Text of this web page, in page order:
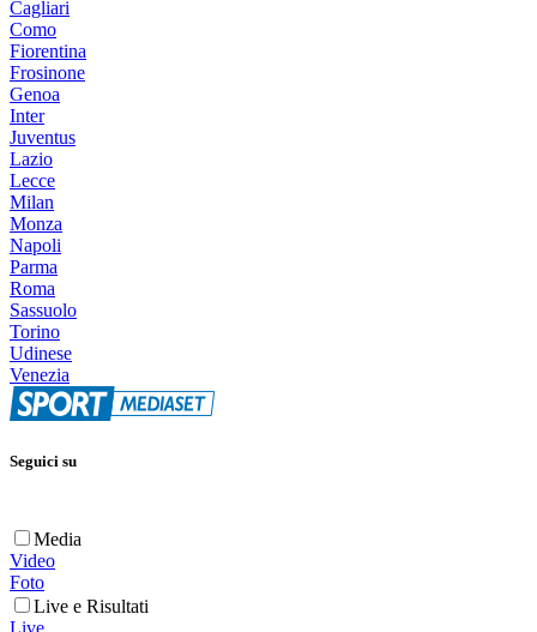
Cagliari
Como
Fiorentina
Frosinone
Genoa
Inter
Juventus
Lazio
Lecce
Milan
Monza
Napoli
Parma
Roma
Sassuolo
Torino
Udinese
Venezia
Seguici su
Media
Video
Foto
Live e Risultati
Live